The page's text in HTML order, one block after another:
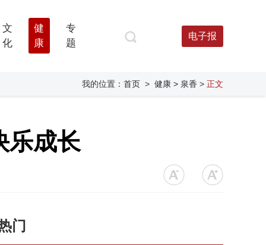
文
化
健
康
专
题
电子报
我的位置： 首页 > 健康 > 泉香 > 正文
乐成长
门